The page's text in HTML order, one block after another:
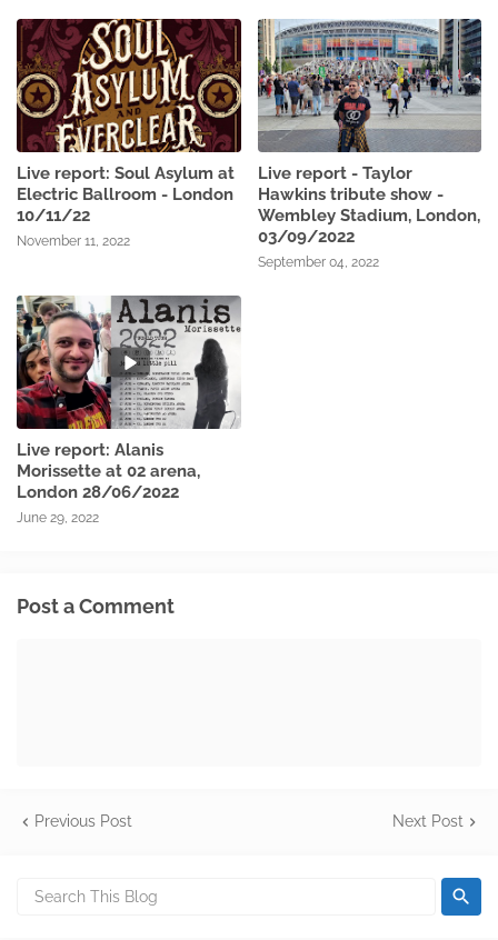
Live report: Soul Asylum at
Electric Ballroom - London
10/11/22
November 11, 2022
Live report - Taylor
Hawkins tribute show -
Wembley Stadium, London,
03/09/2022
September 04, 2022
Live report: Alanis
Morissette at 02 arena,
London 28/06/2022
June 29, 2022
Post a Comment
Previous Post Next Post